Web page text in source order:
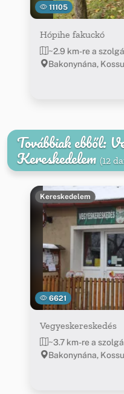
11105
Hópihe fakuckó
~2.9 km-re a
Bakonynána,
Továbbiak ebből:
Kereskedelem (12
6621
Kereskedelem
Vegyeskereskedés
~3.7 km-re a
Bakonynána,